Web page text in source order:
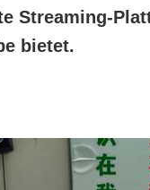
Streaming-
bietet.